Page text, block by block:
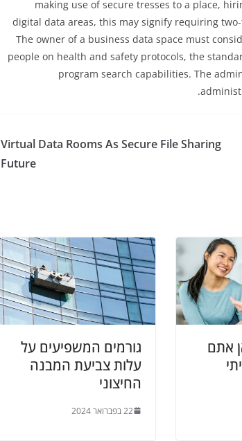
making use of secure tresses to a place,
digital data areas, this may signify requiring
The owner of a business data space must
people on health and safety protocols, the
program search capabilities. The
Virtual Data Rooms As Secure File Sharing
Future
אתם
גורמים המשפיעים על
עלות צביעת המבנה
החיצוני
22 בפברואר 2024